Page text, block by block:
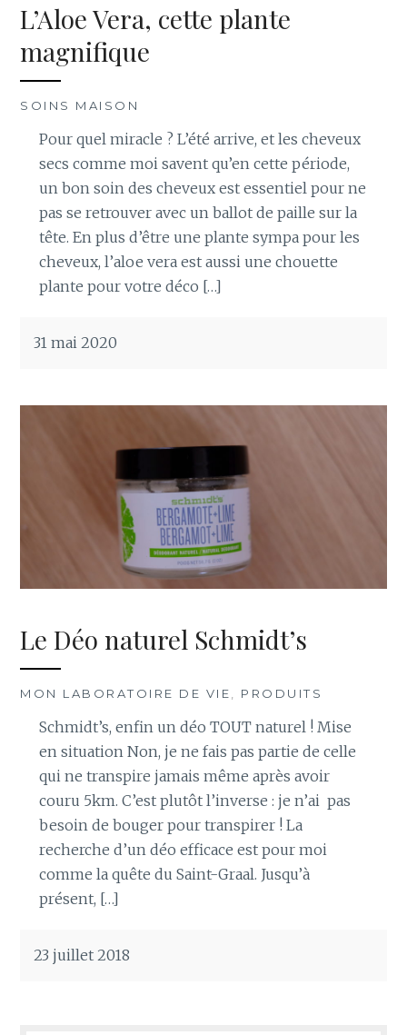
L’Aloe Vera, cette plante
magnifique
SOINS MAISON
Pour quel miracle ? L’été arrive, et les cheveux
secs comme moi savent qu’en cette période,
un bon soin des cheveux est essentiel pour ne
pas se retrouver avec un ballot de paille sur la
tête. En plus d’être une plante sympa pour les
cheveux, l’aloe vera est aussi une chouette
plante pour votre déco […]
31 mai 2020
Le Déo naturel Schmidt’s
MON LABORATOIRE DE VIE PRODUITS
Schmidt’s, enfin un déo TOUT naturel ! Mise
en situation Non, je ne fais pas partie de celle
qui ne transpire jamais même après avoir
couru 5km. C’est plutôt l’inverse : je n’ai pas
besoin de bouger pour transpirer ! La
recherche d’un déo efficace est pour moi
comme la quête du Saint-Graal. Jusqu’à
présent, […]
23 juillet 2018